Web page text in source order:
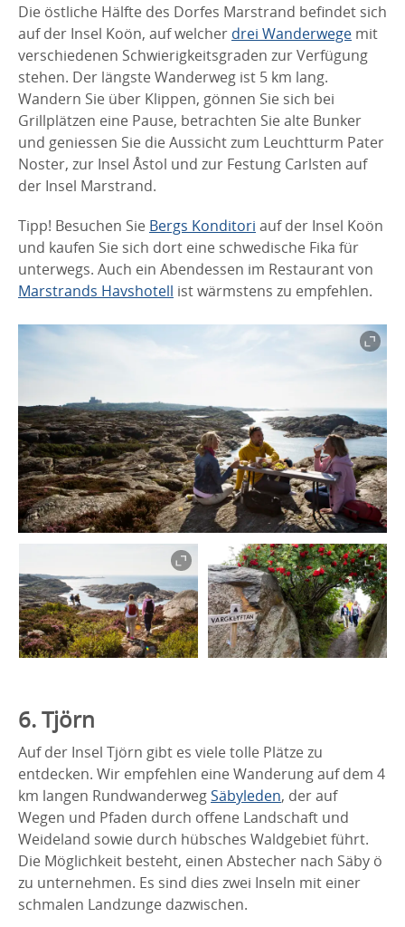
Die östliche Hälfte des Dorfes Marstrand befindet sich
auf der Insel Koön, auf welcher drei Wanderwege mit
verschiedenen Schwierigkeitsgraden zur Verfügung
stehen. Der längste Wanderweg ist 5 km lang.
Wandern Sie über Klippen, gönnen Sie sich bei
Grillplätzen eine Pause, betrachten Sie alte Bunker
und geniessen Sie die Aussicht zum Leuchtturm Pater
Noster, zur Insel Åstol und zur Festung Carlsten auf
der Insel Marstrand.
Tipp! Besuchen Sie Bergs Konditori auf der Insel Koön
und kaufen Sie sich dort eine schwedische Fika für
unterwegs. Auch ein Abendessen im Restaurant von
Marstrands Havshotell ist wärmstens zu empfehlen.
6. Tjörn
Auf der Insel Tjörn gibt es viele tolle Plätze zu
entdecken. Wir empfehlen eine Wanderung auf dem 4
km langen RundwanderwegSäbyleden, der auf
Wegen und Pfaden durch offene Landschaft und
Weideland sowie durch hübsches Waldgebiet führt.
Die Möglichkeit besteht, einen Abstecher nach Säby ö
zu unternehmen. Es sind dies zwei Inseln mit einer
schmalen Landzunge dazwischen.